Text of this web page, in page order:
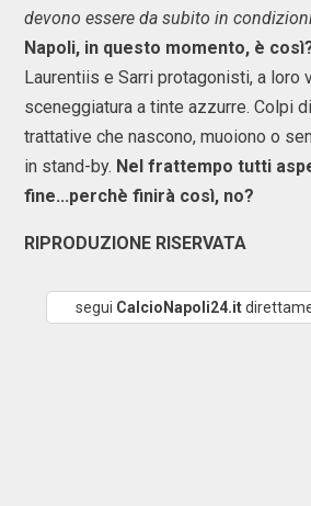
devono essere da subito in
Napoli, in questo momento, è
Laurentiis e Sarri protagonisti, a loro
sceneggiatura a tinte azzurre. Colpi
trattative che nascono, muoiono o
in stand-by. Nel frattempo tutti
fine...perchè finirà così, no?
RIPRODUZIONE RISERVATA
segui CalcioNapoli24.it